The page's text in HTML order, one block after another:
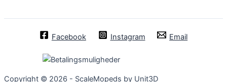
Facebook Instagram Email
Copyright © 2026 - ScaleMopeds by Unit3D